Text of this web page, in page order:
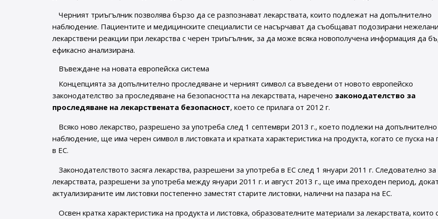
Черният триъгълник позволява бързо да се разпознават лекарствата, които подлежат на допълнително
наблюдение. Пациентите и медицинските специалисти се насърчават да съобщават подозирани нежелани
лекарствени реакции при лекарства с черен триъгълник, за да може всяка новополучена информация да
ефикасно анализирана.
Въвеждане на новата европейска система
Концепцията за допълнително проследяване и черният символ са въведени от новото европейско
законодателство за проследяване на безопасността на лекарствата, наречено законодателство за
проследяване на лекарствената безопасност, което се прилага от 2012 г.
Всяко ново лекарство, разрешено за употреба след 1 септември 2013 г., което подлежи на допълнително
наблюдение, ще има черен символ в листовката и кратката характеристика на продукта, когато се пуска на
в ЕС.
Законодателството засяга лекарства, разрешени за употреба в ЕС след 1 януари 2011 г. Следователно за
лекарствата, разрешени за употреба между януари 2011 г. и август 2013 г., ще има преходен период,
актуализираните им листовки постепенно заместят старите листовки, налични на пазара на ЕС.
Освен кратка характеристика на продукта и листовка, образователните материали за лекарствата, които